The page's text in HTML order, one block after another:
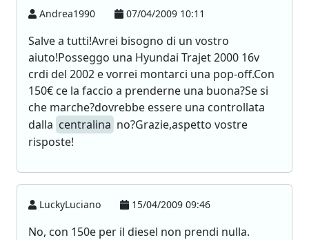
Andrea1990 07/04/2009 10:11
Salve a tutti!Avrei bisogno di un vostro
aiuto!Posseggo una Hyundai Trajet 2000 16v
crdi del 2002 e vorrei montarci una pop-off.Con
150€ ce la faccio a prenderne una buona?Se si
che marche?dovrebbe essere una controllata
dalla centralina no?Grazie,aspetto vostre
risposte!
LuckyLuciano 15/04/2009 09:46
No, con 150e per il diesel non prendi nulla.